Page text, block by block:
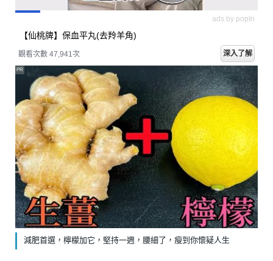
ads by popIn
【仙桃牌】保血平丸(去羚羊角)
觀看次數 47,953次 深入了解
減肥首選，檸檬加它，堅持一週，腰細了，瘦到你懷疑人生
PR